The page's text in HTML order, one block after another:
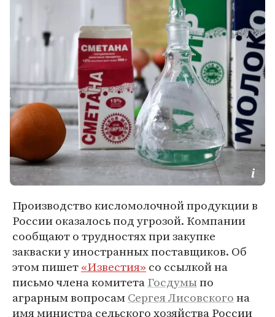
Производство кисломолочной продукции в
России оказалось под угрозой. Компании
сообщают о трудностях при закупке
закваски у иностранных поставщиков. Об
этом пишет«Известия» со ссылкой на
письмо члена комитетаГосдумыпо
аграрным вопросамСергея Лисовскогона
имя министра сельского хозяйства России